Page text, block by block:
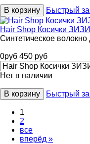
В корзину Быстрый
Hair Shop Косички
Синтетическое
0руб 450 руб
Нет в наличии
В корзину Быстрый
1
2
все
вперёд »